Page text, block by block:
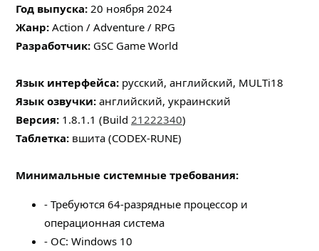
Год выпуска: 20 ноября 2024
Жанр: Action / Adventure / RPG
Разработчик: GSC Game World
Язык интерфейса: русский, английский, MULTi18
Язык озвучки: английский, украинский
Версия: 1.8.1.1 (Build 21222340)
Таблeтка: вшита (CODEX-RUNE)
Минимальные системные требования:
- Требуются 64-разрядные процессор и
операционная система
- ОС: Windows 10